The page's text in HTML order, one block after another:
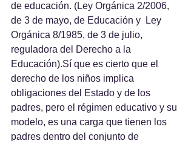
de educación. (Ley Orgánica 2/2006,
de 3 de mayo, de Educación y  Ley
Orgánica 8/1985, de 3 de julio,
reguladora del Derecho a la
Educación).​Sí que es cierto que el
derecho de los niños implica
obligaciones del Estado y de los
padres, pero el régimen educativo y su
modelo, es una carga que tienen los
padres dentro del conjunto de